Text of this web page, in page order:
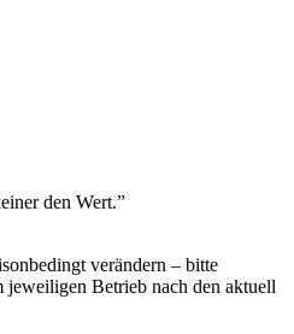
den Wert.”
verändern – bitte
Betrieb nach den aktuell